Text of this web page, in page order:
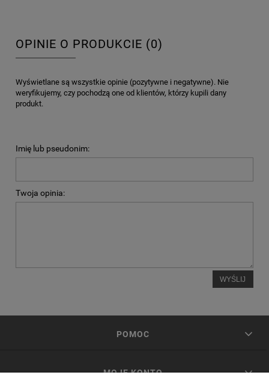
OPINIE O PRODUKCIE (0)
Wyświetlane są wszystkie opinie (pozytywne i negatywne). Nie
weryfikujemy, czy pochodzą one od klientów, którzy kupili dany
produkt.
Imię lub pseudonim:
Twoja opinia:
WYŚLIJ
POMOC
MOJE KONTO